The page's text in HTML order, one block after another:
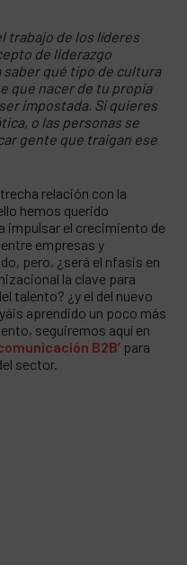
trabajo de los líderes
de liderazgo
saber qué tipo de cultura
que nacer de tu propia
impostada. Si quieres
o las personas se
gente que traigan ese
relación con la
hemos querido
impulsar el crecimiento de
empresas y
pero, ¿será el nfasis en
la clave para
talento? ¿y el del nuevo
aprendido un poco más
seguiremos aquí en
B2B’ para
sector.